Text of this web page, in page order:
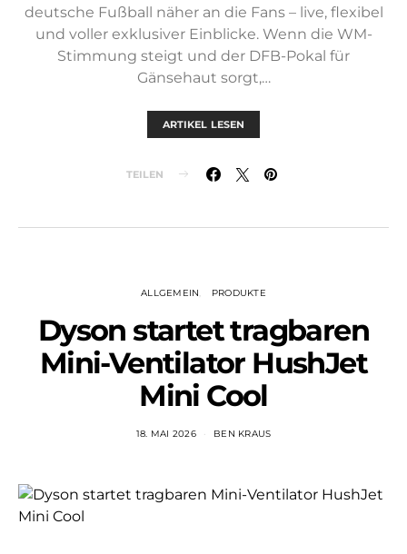
deutsche Fußball näher an die Fans – live, flexibel
und voller exklusiver Einblicke. Wenn die WM-
Stimmung steigt und der DFB-Pokal für
Gänsehaut sorgt,…
ARTIKEL LESEN
TEILEN
ALLGEMEIN PRODUKTE
Dyson startet tragbaren
Mini-Ventilator HushJet
Mini Cool
18. MAI 2026 BEN KRAUS